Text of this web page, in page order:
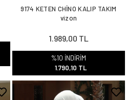
9174 KETEN CHİNO KALIP TAKIM
vizon
1.989,00 TL
%10 İNDİRİM
1.790,10 TL